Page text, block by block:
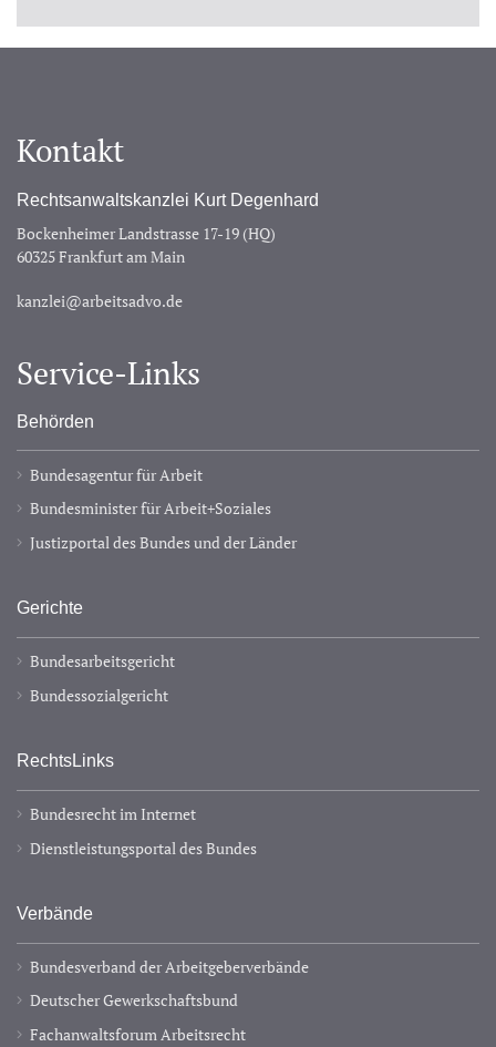
Kontakt
Rechtsanwaltskanzlei Kurt Degenhard
Bockenheimer Landstrasse 17-19 (HQ)
60325 Frankfurt am Main
kanzlei@arbeitsadvo.de
Service-Links
Behörden
Bundesagentur für Arbeit
Bundesminister für Arbeit+Soziales
Justizportal des Bundes und der Länder
Gerichte
Bundesarbeitsgericht
Bundessozialgericht
RechtsLinks
Bundesrecht im Internet
Dienstleistungsportal des Bundes
Verbände
Bundesverband der Arbeitgeberverbände
Deutscher Gewerkschaftsbund
Fachanwaltsforum Arbeitsrecht